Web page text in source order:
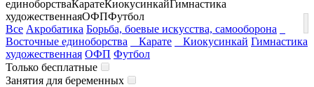
единоборстваКаратеКиокусинкайГимнастика
художественнаяОФПФутбол
Все Акробатика Борьба, боевые искусства, самооборона
Восточные единоборства
Карате Киокусинкай Гимнастика
художественная ОФП Футбол
Только бесплатные
Занятия для беременных